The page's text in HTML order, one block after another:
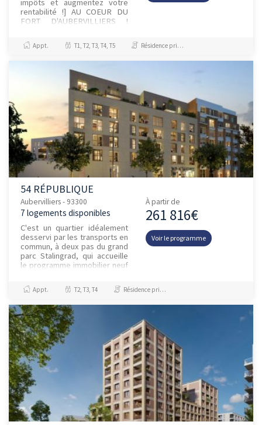
impôts et augmentez votre
rentabilité !] AU COEUR DU
FORT D'AUBERVILLIERS !
résidence à AUBERVILLIERS
(93) composé...
Appt. T1, T2, T3, T4, T5 Résidence principale / PTZ, Investissement et Défiscalisation
54 RÉPUBLIQUE
Aubervilliers - 93300
7 logements disponibles
C'est un quartier idéalement
desservi par les transports en
commun, à deux pas du grand
parc Stalingrad, qui accueille
le programme immobilier neuf
RT 2012 est no...
À partir de
261 816€
Voir le programme
Appt. T2, T3, T4 Résidence principale / PTZ